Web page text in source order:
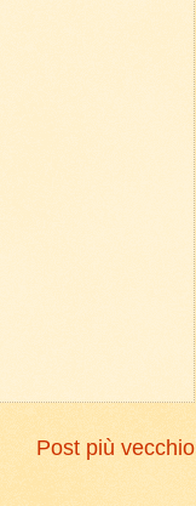
Post più vecchio